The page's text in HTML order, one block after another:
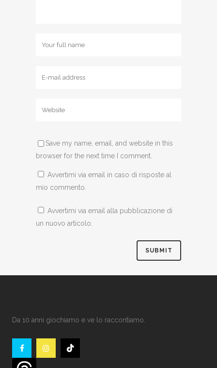
Save my name, email, and website in this
browser for the next time I comment.
Avvertimi via email in caso di risposte al
mio commento.
Avvertimi via email alla pubblicazione di
un nuovo articolo.
Da 10 anni giochiamo e ve lo raccontiamo.